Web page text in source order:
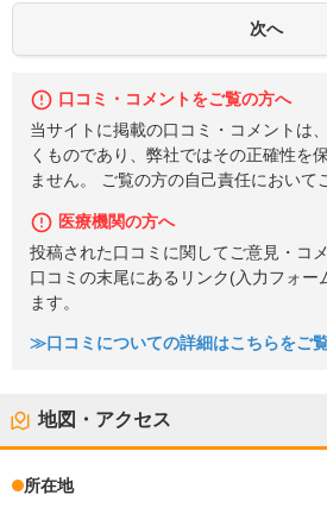
口コミ・コメントをご覧の方へ
当サイトに掲載の口コミ・コメントは
くものであり、弊社ではその正確性を
ません。 ご覧の方の自己責任において
医療機関の方へ
投稿された口コミに関してご意見・コ
口コミの末尾にあるリンク(入力フォー
ます。
≫口コミについての詳細はこちらをご覧
地図・アクセス
所在地